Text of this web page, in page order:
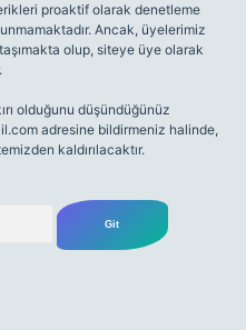
proaktif olarak denetleme
Ancak, üyelerimiz
olup, siteye üye olarak
olduğunu düşündüğünüz
adresine bildirmeniz halinde,
kaldırılacaktır.